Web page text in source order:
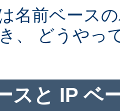
名前ベース
、 どうやっ
スと IP ベ